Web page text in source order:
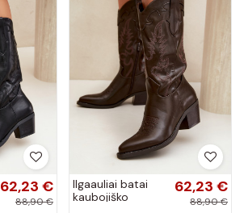
62,23 €
88,90 €
Ilgaauliai batai
kaubojiško
62,23 €
88,90 €